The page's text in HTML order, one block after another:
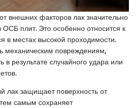
внешних факторов лак значительно
плит. Это особенно относится к
в местах высокой проходимости.
механическим повреждениям,
в результате случайного удара или
лак защищает поверхность от
самым сохраняет